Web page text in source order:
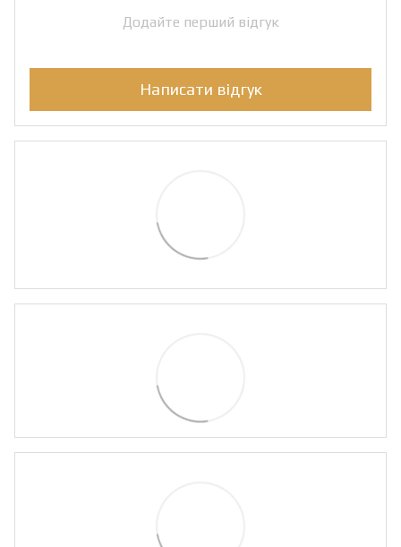
Додайте перший відгук
Написати відгук